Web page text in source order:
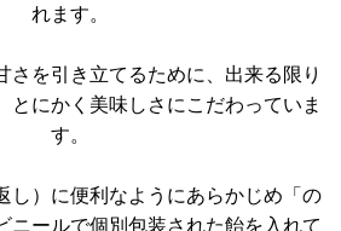
れます。
さを引き立てるために、出来る限り
とにかく美味しさにこだわっていま
す。
し）に便利なようにあらかじめ「の
ニールで個別包装された飴を入れて